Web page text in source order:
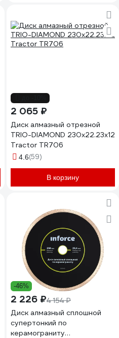
2 065 ₽
Диск алмазный отрезной
TRIO-DIAMOND 230x22.23x12
Tractor TR706
4.6(59)
В корзину
-46%
2 226 ₽4 154 ₽
Диск алмазный сплошной
супертонкий по
керамограниту